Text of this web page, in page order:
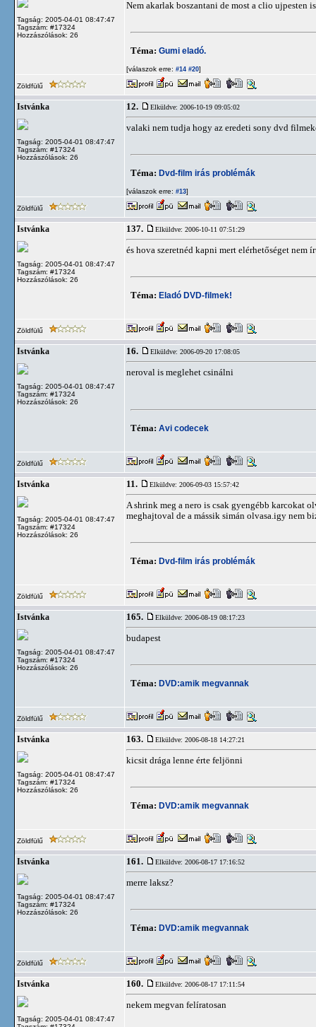
Tagság: 2005-04-01 08:47:47
Tagszám: #17324
Hozzászólások: 26
Nem akarlak boszantani de most a clio ujpesten
Téma: Gumi eladó.
[válaszok erre: #14 #20]
Zöldfülű
Istvánka
Tagság: 2005-04-01 08:47:47
Tagszám: #17324
Hozzászólások: 26
12. Elküldve: 2006-10-19 09:05:02
valaki nem tudja hogy az eredeti sony dvd
Téma: Dvd-film irás problémák
[válaszok erre: #13]
Zöldfülű
Istvánka
Tagság: 2005-04-01 08:47:47
Tagszám: #17324
Hozzászólások: 26
137. Elküldve: 2006-10-11 07:51:29
és hova szeretnéd kapni mert elérhetőséget nem
Téma: Eladó DVD-filmek!
Zöldfülű
Istvánka
Tagság: 2005-04-01 08:47:47
Tagszám: #17324
Hozzászólások: 26
16. Elküldve: 2006-09-20 17:08:05
neroval is meglehet csinálni
Téma: Avi codecek
Zöldfülű
Istvánka
Tagság: 2005-04-01 08:47:47
Tagszám: #17324
Hozzászólások: 26
11. Elküldve: 2006-09-03 15:57:42
A shrink meg a nero is csak gyengébb karcokat
meghajtoval de a mássik simán olvasa.igy nem
Téma: Dvd-film irás problémák
Zöldfülű
Istvánka
Tagság: 2005-04-01 08:47:47
Tagszám: #17324
Hozzászólások: 26
165. Elküldve: 2006-08-19 08:17:23
budapest
Téma: DVD:amik megvannak
Zöldfülű
Istvánka
Tagság: 2005-04-01 08:47:47
Tagszám: #17324
Hozzászólások: 26
163. Elküldve: 2006-08-18 14:27:21
kicsit drága lenne érte feljönni
Téma: DVD:amik megvannak
Zöldfülű
Istvánka
Tagság: 2005-04-01 08:47:47
Tagszám: #17324
Hozzászólások: 26
161. Elküldve: 2006-08-17 17:16:52
merre laksz?
Téma: DVD:amik megvannak
Zöldfülű
Istvánka
Tagság: 2005-04-01 08:47:47
160. Elküldve: 2006-08-17 17:11:54
nekem megvan felíratosan